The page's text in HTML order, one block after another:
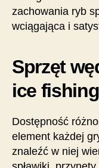
zachowania ryb
wciągająca i
Sprzęt
ice
Dostępność
element każdej
znaleźć w niej